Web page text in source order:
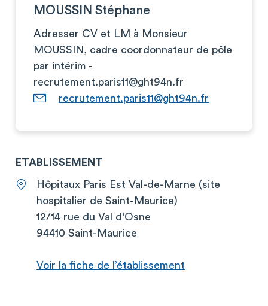
MOUSSIN Stéphane
Adresser CV et LM à Monsieur
MOUSSIN, cadre coordonnateur de pôle
par intérim -
recrutement.paris11@ght94n.fr
recrutement.paris11@ght94n.fr
ETABLISSEMENT
Hôpitaux Paris Est Val-de-Marne (site
hospitalier de Saint-Maurice)
12/14 rue du Val d'Osne
94410 Saint-Maurice
Voir la fiche de l’établissement